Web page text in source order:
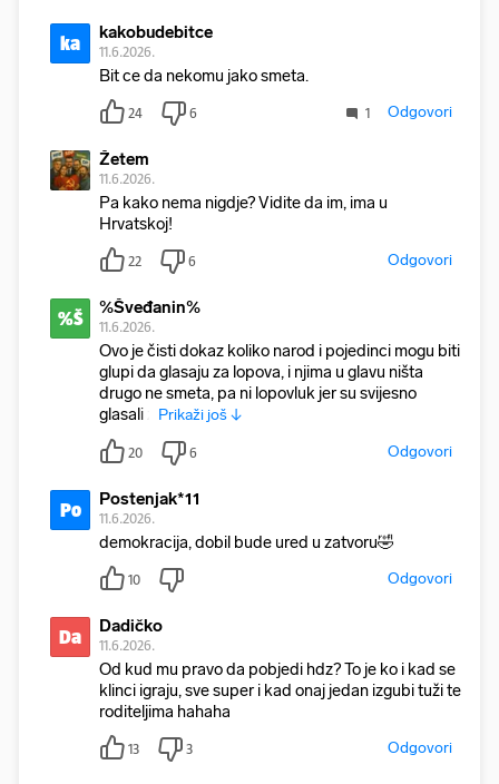
ka kakobudebitce
11.6.2026.
Bit ce da nekomu jako smeta.
24 6 1 Odgovori
Žetem
11.6.2026.
Pa kako nema nigdje? Vidite da im, ima u
Hrvatskoj!
22 6 Odgovori
%Š %Šveđanin%
11.6.2026.
Ovo je čisti dokaz koliko narod i pojedinci mogu biti
glupi da glasaju za lopova, i njima u glavu ništa
drugo ne smeta, pa ni lopovluk jer su svijesno
glasali z Prikaži još ↓
20 6 Odgovori
Po Postenjak*11
11.6.2026.
demokracija, dobil bude ured u zatvoru🤣
10 Odgovori
Da Dadičko
11.6.2026.
Od kud mu pravo da pobjedi hdz? To je ko i kad se
klinci igraju, sve super i kad onaj jedan izgubi tuži te
roditeljima hahaha
13 3 Odgovori